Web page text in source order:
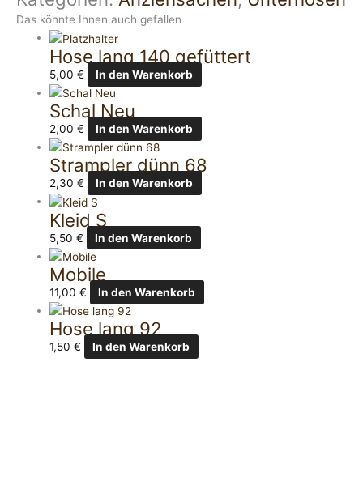
Das könnte Ihnen auch gefallen
Hose lang 140 gefüttert
5,00€ In den Warenkorb
Schal Neu
2,00€ In den Warenkorb
Strampler dünn 68
2,30€ In den Warenkorb
Kleid S
5,50€ In den Warenkorb
Mobile
11,00€ In den Warenkorb
Hose lang 92
1,50€ In den Warenkorb